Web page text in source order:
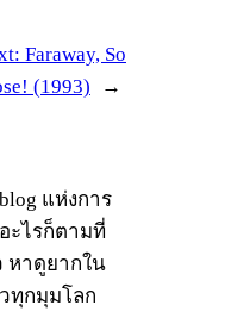
Faraway, So
(1993)
→
แห่งการ
ะไรก็ตามที่
หาดูยากใน
ทุกมุมโลก